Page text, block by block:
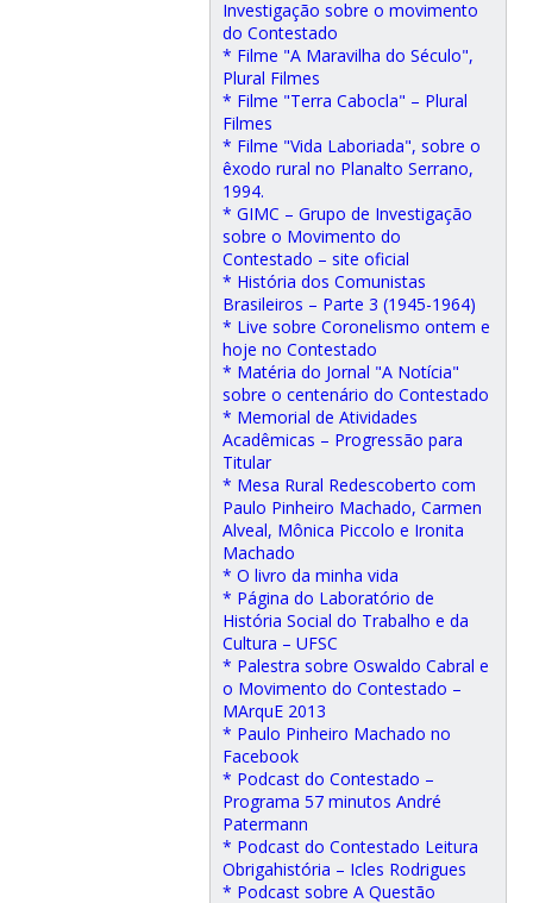
Investigação sobre o movimento
do Contestado
* Filme "A Maravilha do Século",
Plural Filmes
* Filme "Terra Cabocla" – Plural
Filmes
* Filme "Vida Laboriada", sobre o
êxodo rural no Planalto Serrano,
1994.
* GIMC – Grupo de Investigação
sobre o Movimento do
Contestado – site oficial
* História dos Comunistas
Brasileiros – Parte 3 (1945-1964)
* Live sobre Coronelismo ontem e
hoje no Contestado
* Matéria do Jornal "A Notícia"
sobre o centenário do Contestado
* Memorial de Atividades
Acadêmicas – Progressão para
Titular
* Mesa Rural Redescoberto com
Paulo Pinheiro Machado, Carmen
Alveal, Mônica Piccolo e Ironita
Machado
* O livro da minha vida
* Página do Laboratório de
História Social do Trabalho e da
Cultura – UFSC
* Palestra sobre Oswaldo Cabral e
o Movimento do Contestado –
MArquE 2013
* Paulo Pinheiro Machado no
Facebook
* Podcast do Contestado –
Programa 57 minutos André
Patermann
* Podcast do Contestado Leitura
Obrigahistória – Icles Rodrigues
* Podcast sobre A Questão